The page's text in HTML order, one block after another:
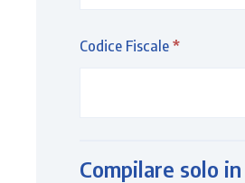
Codice Fiscale *
Compilare solo